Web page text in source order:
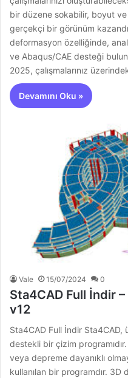
bir düzene sokabilir, boyut ve
gerçekçi bir görünüm
deformasyon özelliğinde,
ve Abaqus/CAE desteği
2025, çalışmalarınız
Devamını Oku »
Vale 15/07/2024 0
Sta4CAD Full İndir
v12
Sta4CAD Full İndir
destekli bir çizim
veya depreme dayanıklı
kullanılan bir programdır.